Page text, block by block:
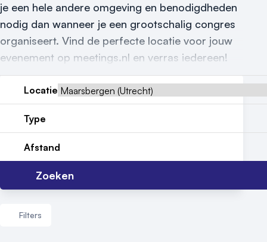
Meld locatie aan
Nieuws
Reviews (5⭐️)
Contact
je een hele andere omgeving en benodigdheden
nodig dan wanneer je een grootschalig congres
organiseert. Vind de perfecte locatie voor jouw
evenement op meetings.nl en verras iedereen!
Locatie
Type
Afstand
Zoeken
Filters